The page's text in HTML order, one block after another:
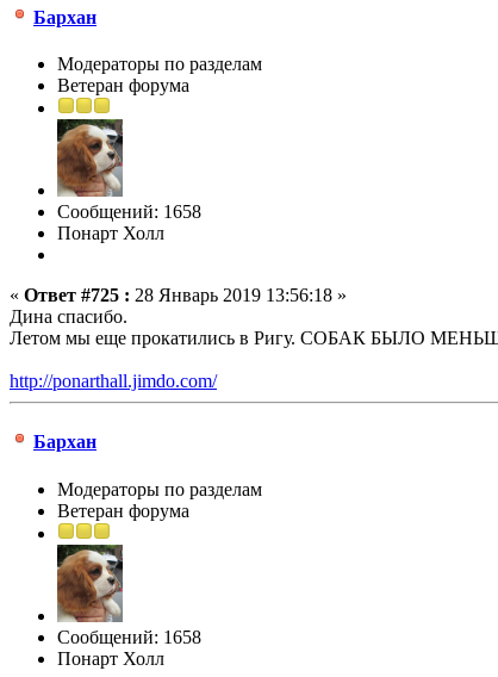
Бархан
Модераторы по разделам
Ветеран форума
Сообщений: 1658
Понарт Холл
« Ответ #725 : 28 Январь 2019 13:56:18 »
Дина спасибо.
Летом мы еще прокатились в Ригу. СОБАК БЫЛО
http://ponarthall.jimdo.com/
Бархан
Модераторы по разделам
Ветеран форума
Сообщений: 1658
Понарт Холл